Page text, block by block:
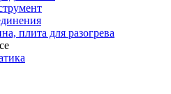
плита для разогрева